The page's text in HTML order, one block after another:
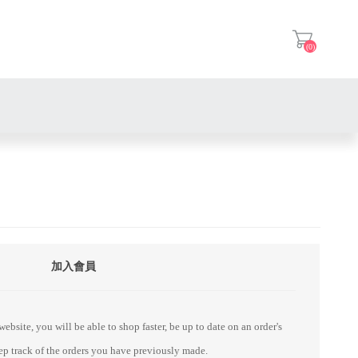
(0)
加入會員
you will be able to shop faster, be up to date on an order's
track of the orders you have previously made.